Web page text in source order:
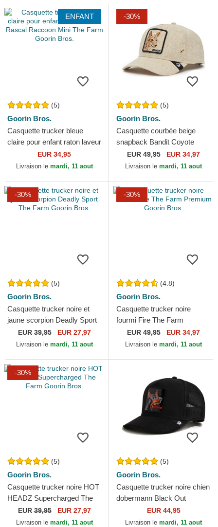
ENFANT
(5)
Goorin Bros.
Casquette trucker bleue
claire pour enfant raton laveur
Rascal Raccoon Mini The
Farm Goorin Bros.
EUR 34,95
Livraison le mardi, 11 aout
-30%
(5)
Goorin Bros.
Casquette courbée beige
snapback Bandit Coyote
Cloth Rugged Comfort The
Farm Goorin Bros.
EUR 49,95 EUR 34,97
Livraison le mardi, 11 aout
-30%
(5)
Goorin Bros.
Casquette trucker noire et
jaune scorpion Deadly Sport
The Farm Goorin Bros.
EUR39,95 EUR 27,97
Livraison le mardi, 11 aout
-30%
(4.8)
Goorin Bros.
Casquette trucker noire
fourmi Fire The Farm
Premium Goorin Bros.
EUR 49,95 EUR 34,97
Livraison le mardi, 11 aout
-30%
(5)
Goorin Bros.
Casquette trucker noire HOT
HEADZ Supercharged The
Farm Goorin Bros.
EUR39,95 EUR 27,97
Livraison le mardi, 11 aout
(5)
Goorin Bros.
Casquette trucker noire chien
dobermann Black Out
Doberman Metallic The Farm
Goorin Bros.
EUR 44,95
Livraison le mardi, 11 aout